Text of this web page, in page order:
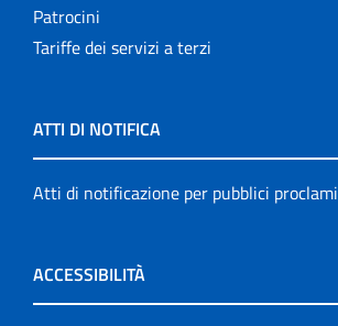
Patrocini
Tariffe dei servizi a terzi
ATTI DI NOTIFICA
Atti di notificazione per pubblici proclami
ACCESSIBILITÀ